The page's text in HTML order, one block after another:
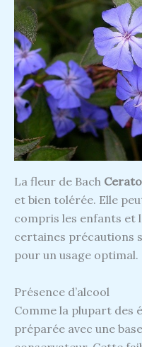
La fleur de Bach Cerato
et bien tolérée. Elle
compris les enfants et
certaines précautions
pour un usage optimal.
Présence d’alcool
Comme la plupart des
préparée avec une